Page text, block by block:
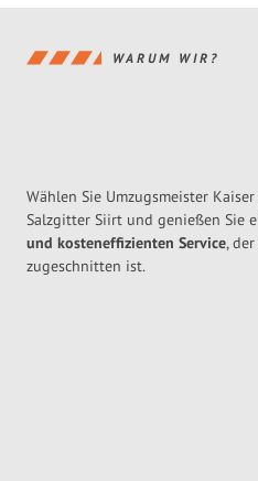
WARUM WIR?
Wählen Sie Umzugsmeister
Salzgitter Siirt und genießen Sie
und kosteneffizienten Service,
zugeschnitten ist.